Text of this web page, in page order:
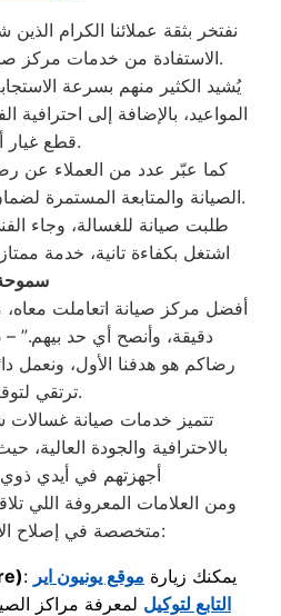
نفتخر بثقة عملائنا الكرام الذين
الاستفادة من خدمات مركز صيانة وستنجهلوس سموحة.
يُشيد الكثير منهم بسرعة
المواعيد، بالإضافة إلى
قطع غيار أصلية.
كما عبّر عدد من العملاء عن
الصيانة والمتابعة المستمرة لضمان عمل الأجهزة بكفاءة عالية.
اشتغل بكفاءة تانية، خدمة
دقيقة، وأنصح أي حد بيهم.” –
رضاكم هو هدفنا الأول، ونعمل
ترتقي لتوقعاتكم.
تتميز خدمات صيانة
بالاحترافية والجودة العالية،
أجهزتهم في أيدي ذوي
ومن العلامات المعروفة اللي
متخصصة في إصلاح الأجهزة والعناية بها:
: يمكنك زيارة موقع يونيون اير
التابع لتوكيل لمعرفة مراكز